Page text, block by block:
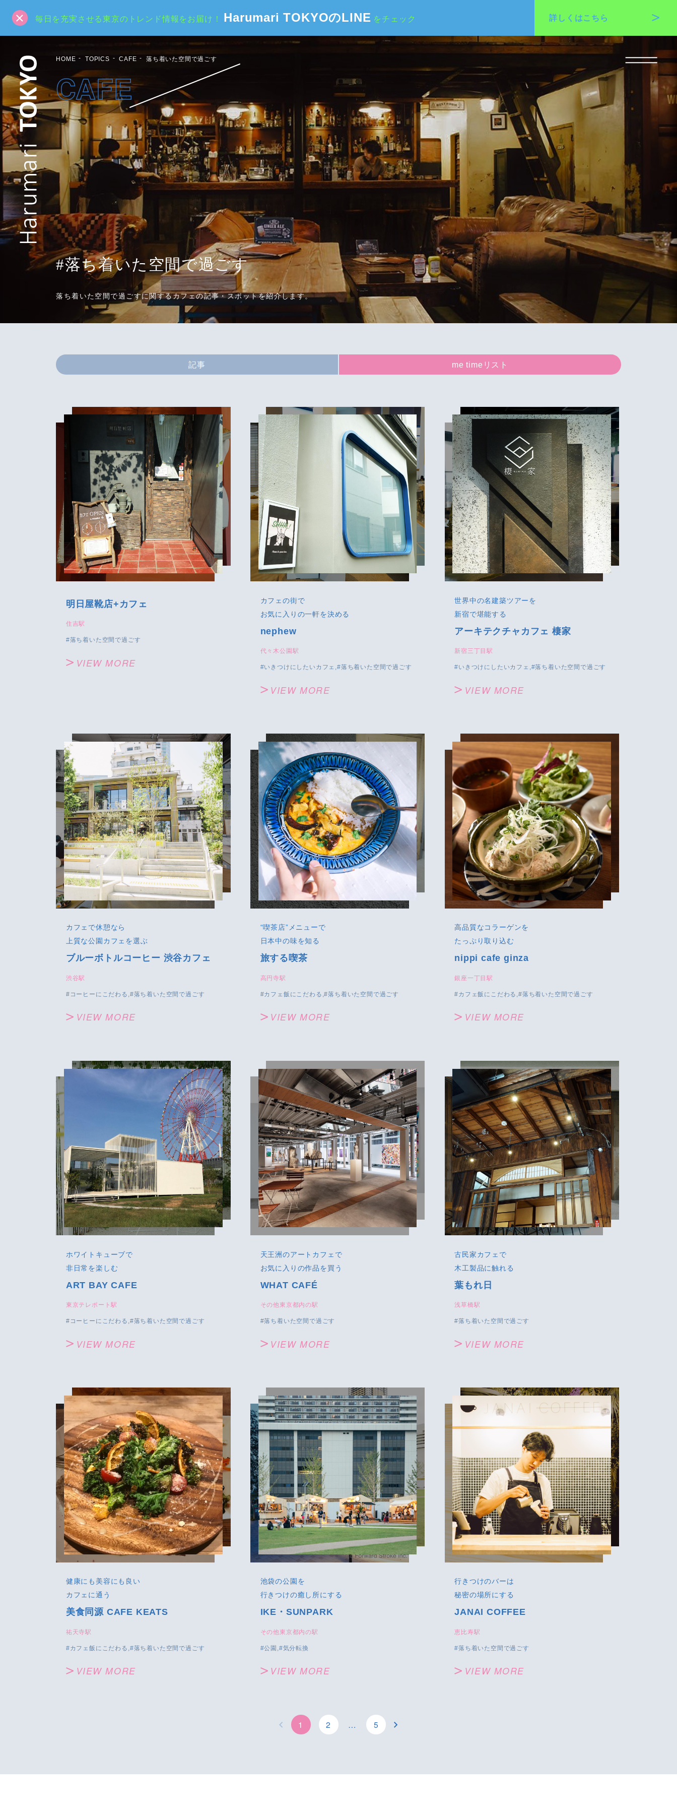
毎日を充実させる東京のトレンド情報をお届け！ Harumari TOKYOのLINE をチェック 詳しくはこちら
HOME TOPICS CAFE 落ち着いた空間で過ごす
CAFE
#落ち着いた空間で過ごす
落ち着いた空間で過ごすに関するカフェの記事・スポットを紹介します。
記事 me timeリスト
明日屋靴店+カフェ
住吉駅
落ち着いた空間で過ごす
VIEW MORE
カフェの街で
お気に入りの一軒を決める
nephew
代々木公園駅
いきつけにしたいカフェ 落ち着いた空間で過ごす
VIEW MORE
世界中の名建築ツアーを
新宿で堪能する
アーキテクチャカフェ 棲家
新宿三丁目駅
いきつけにしたいカフェ 落ち着いた空間で過ごす
VIEW MORE
カフェで休憩なら
上質な公園カフェを選ぶ
ブルーボトルコーヒー 渋谷カフェ
渋谷駅
コーヒーにこだわる 落ち着いた空間で過ごす
VIEW MORE
“喫茶店”メニューで
日本中の味を知る
旅する喫茶
高円寺駅
カフェ飯にこだわる 落ち着いた空間で過ごす
VIEW MORE
高品質なコラーゲンを
たっぷり取り込む
nippi cafe ginza
銀座一丁目駅
カフェ飯にこだわる 落ち着いた空間で過ごす
VIEW MORE
ホワイトキューブで
非日常を楽しむ
ART BAY CAFE
東京テレポート駅
コーヒーにこだわる 落ち着いた空間で過ごす
VIEW MORE
天王洲のアートカフェで
お気に入りの作品を買う
WHAT CAFÉ
その他東京都内の駅
落ち着いた空間で過ごす
VIEW MORE
古民家カフェで
木工製品に触れる
葉もれ日
浅草橋駅
落ち着いた空間で過ごす
VIEW MORE
健康にも美容にも良い
カフェに通う
美食同源 CAFE KEATS
祐天寺駅
カフェ飯にこだわる 落ち着いた空間で過ごす
VIEW MORE
池袋の公園を
行きつけの癒し所にする
IKE・SUNPARK
その他東京都内の駅
公園 気分転換
VIEW MORE
行きつけのバーは
秘密の場所にする
JANAI COFFEE
恵比寿駅
落ち着いた空間で過ごす
VIEW MORE
1 2 … 5